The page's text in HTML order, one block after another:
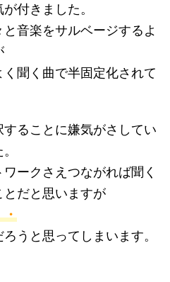
付きました。
音楽をサルベージするよ
聞く曲で半固定化されて
ることに嫌気がさしてい
ークさえつながれば聞く
とだと思いますが
・
うと思ってしまいます。